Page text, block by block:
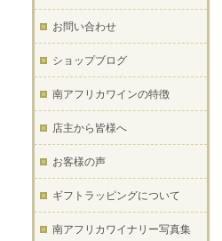
お問い合わせ
ショップブログ
南アフリカワインの特徴
店主から皆様へ
お客様の声
ギフトラッピングについて
南アフリカワイナリー写真集